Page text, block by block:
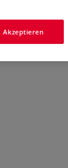
Akzeptieren